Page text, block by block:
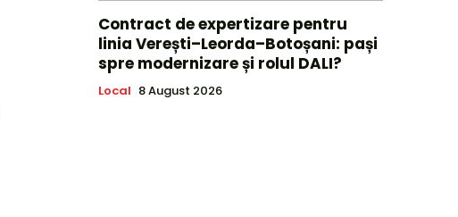
Contract de expertizare pentru
linia Verești–Leorda–Botoșani: pași
spre modernizare și rolul DALI?
Local 8 August 2026